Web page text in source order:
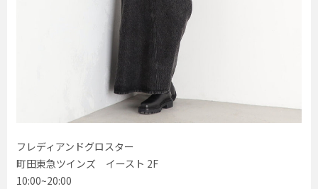
フレディアンドグロスター
町田東急ツインズ イースト 2F
10:00~20:00